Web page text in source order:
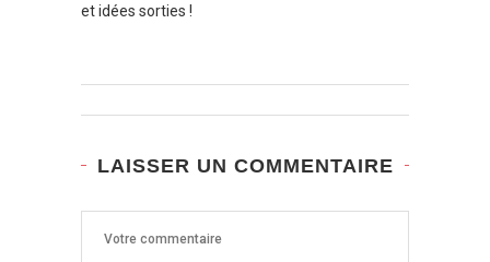
et idées sorties !
LAISSER UN COMMENTAIRE